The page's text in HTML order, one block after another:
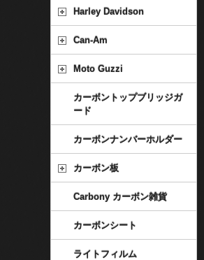
Harley Davidson
Can-Am
Moto Guzzi
カーボントップブリッジガ
ード
カーボンナンバーホルダー
カーボン板
Carbony カーボン雑貨
カーボンシート
ライトフィルム